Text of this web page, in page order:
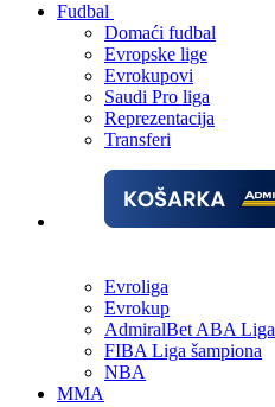
Fudbal
Domaći fudbal
Evropske lige
Evrokupovi
Saudi Pro liga
Reprezentacija
Transferi
Evroliga
Evrokup
AdmiralBet ABA Liga
FIBA Liga šampiona
NBA
MMA